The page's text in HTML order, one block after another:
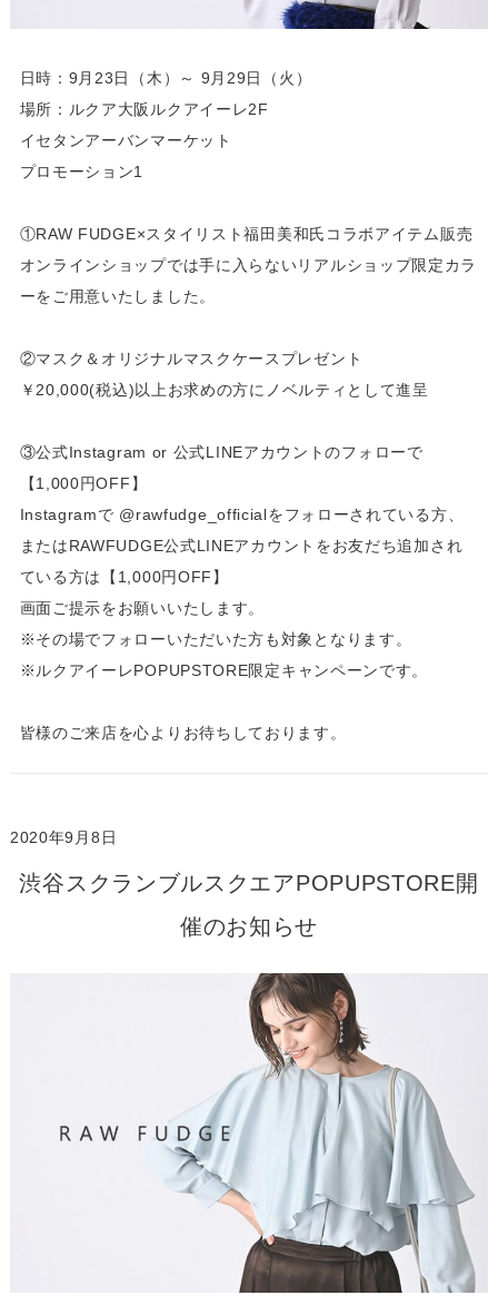
日時：9月23日（木）～ 9月29日（火）
場所：ルクア大阪ルクアイーレ2F
イセタンアーバンマーケット
プロモーション1
①RAW FUDGE×スタイリスト福田美和氏コラボアイテム販売
オンラインショップでは手に入らないリアルショップ限定カラ
ーをご用意いたしました。
②マスク＆オリジナルマスクケースプレゼント
￥20,000(税込)以上お求めの方にノベルティとして進呈
③公式Instagram or 公式LINEアカウントのフォローで
【1,000円OFF】
Instagramで @rawfudge_officialをフォローされている方、
またはRAWFUDGE公式LINEアカウントをお友だち追加され
ている方は【1,000円OFF】
画面ご提示をお願いいたします。
※その場でフォローいただいた方も対象となります。
※ルクアイーレPOPUPSTORE限定キャンペーンです。
皆様のご来店を心よりお待ちしております。
2020年9月8日
渋谷スクランブルスクエアPOPUPSTORE開
催のお知らせ